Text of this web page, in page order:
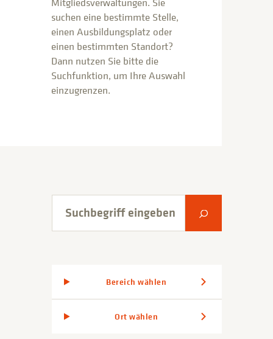
suchen eine bestimmte Stelle,
einen Ausbildungsplatz oder
einen bestimmten Standort?
Dann nutzen Sie bitte die
Suchfunktion, um Ihre Auswahl
einzugrenzen.
Bereich wählen
Ort wählen